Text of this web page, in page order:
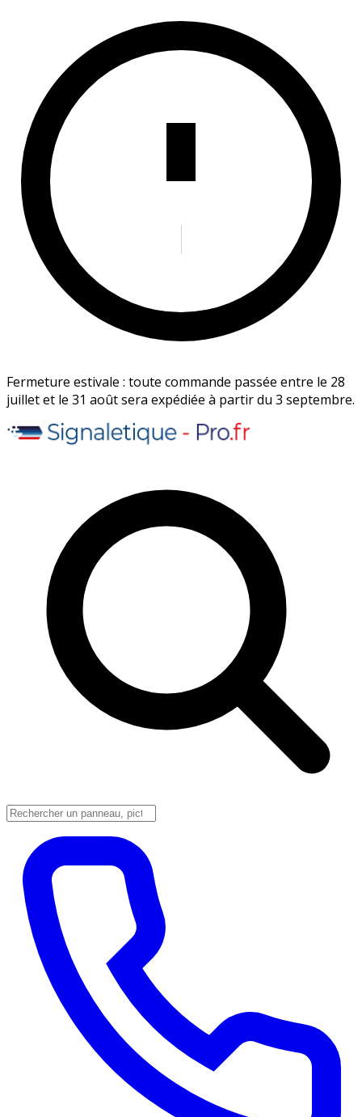
Fermeture estivale : toute commande passée entre le 28
juillet et le 31 août sera expédiée à partir du 3 septembre.